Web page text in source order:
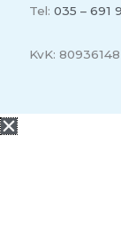
Tel: 035 – 691
KvK: 80936148